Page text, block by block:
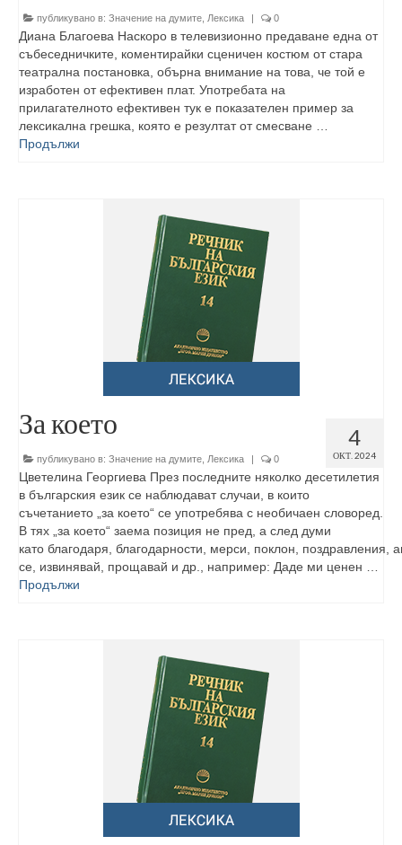
публикувано в: Значение на думите Лексика | 0
Диана Благоева Наскоро в телевизионно предаване една от
събеседничките, коментирайки сценичен костюм от стара
театрална постановка, обърна внимание на това, че той е
изработен от ефективен плат. Употребата на
прилагателното ефективен тук е показателен пример за
лексикална грешка, която е резултат от смесване …
Продължи
4
ОКТ. 2024
За което
публикувано в: Значение на думите Лексика | 0
Цветелина Георгиева През последните няколко десетилетия
в българския език се наблюдават случаи, в които
съчетанието „за което“ се употребява с необичаен словоред.
В тях „за което“ заема позиция не пред, а след думи
като благодаря, благодарности, мерси, поклон,
се, извинявай, прощавай и др., например: Даде ми ценен …
Продължи